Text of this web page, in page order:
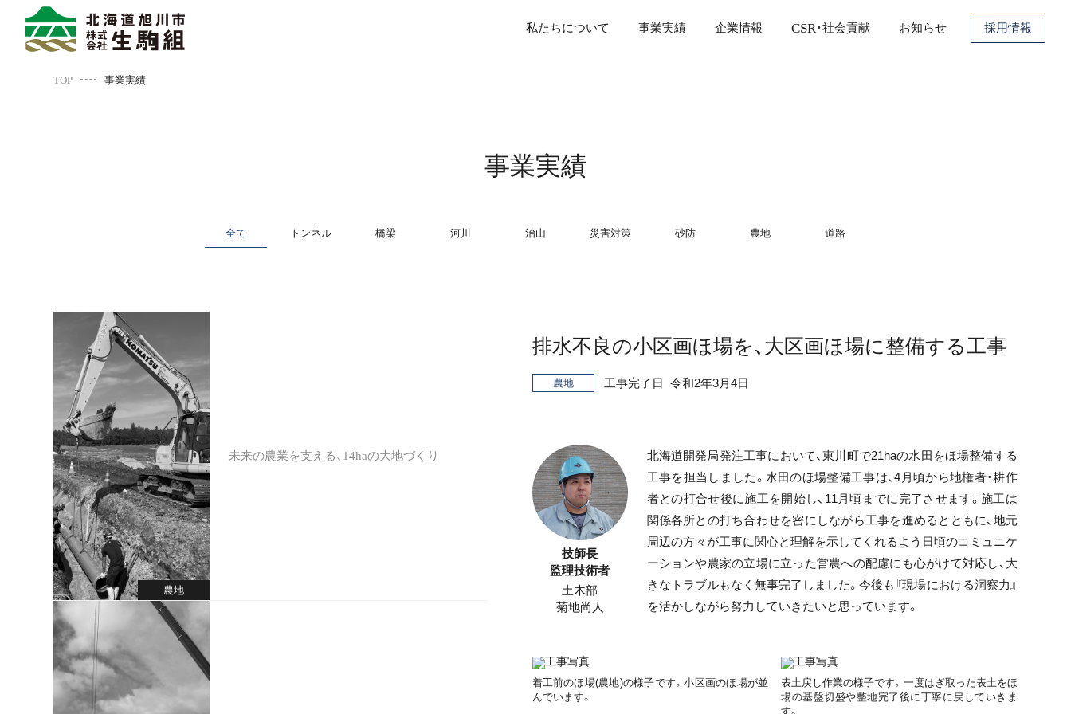
私たちについて 事業実績 企業情報 CSR・社会貢献 お知らせ 採用情報
TOP 事業実績
事業実績
全て トンネル 橋梁 河川 治山 災害対策 砂防 農地 道路
農地
未来の農業を支える、14haの大地づくり
排水不良の小区画ほ場を、大区画ほ場に整備する工事
農地 工事完了日 令和2年3月4日
技師長
監理技術者
土木部
菊地尚人
北海道開発局発注工事において、東川町で21haの水田をほ場整備する
工事を担当しました。水田のほ場整備工事は、4月頃から地権者・耕作
者との打合せ後に施工を開始し、11月頃までに完了させます。施工は
関係各所との打ち合わせを密にしながら工事を進めるとともに、地元
周辺の方々が工事に関心と理解を示してくれるよう日頃のコミュニケ
ーションや農家の立場に立った営農への配慮にも心がけて対応し、大
きなトラブルもなく無事完了しました。今後も『現場における洞察力』
を活かしながら努力していきたいと思っています。
着工前のほ場(農地)の様子です。小区画のほ場が並
んでいます。
表土戻し作業の様子です。一度はぎ取った表土をほ
場の基盤切盛や整地完了後に丁寧に戻していきま
す。